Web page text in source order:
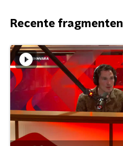
Recente fragmenten